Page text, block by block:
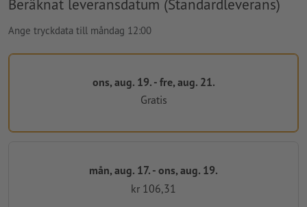
Beräknat leveransdatum (Standardleverans)
Ange tryckdata till måndag 12:00
ons, aug. 19. - fre, aug. 21.
Gratis
mån, aug. 17. - ons, aug. 19.
kr 106,31